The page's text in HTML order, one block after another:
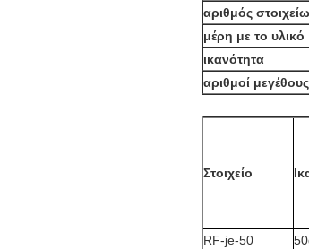
αριθμός
μέρη με το υλικό
ικανότητα
αριθμοί μεγέθους
Στοιχείο
RF-je-50